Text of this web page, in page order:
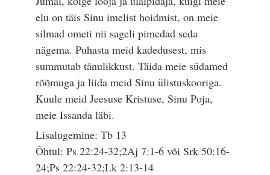
elu on täis Sinu imelist hoidmist, on meie
silmad ometi nii sageli pimedad seda
nägema. Puhasta meid kadedusest, mis
summutab tänulikkust. Täida meie südamed
rõõmuga ja liida meid Sinu ülistuskooriga.
Kuule meid Jeesuse Kristuse, Sinu Poja,
meie Issanda läbi.
Lisalugemine: Tb 13
Õhtul: Ps 22:24-32;2Aj 7:1-6 või Srk 50:16-
24;Ps 22:24-32;Lk 2:13-14